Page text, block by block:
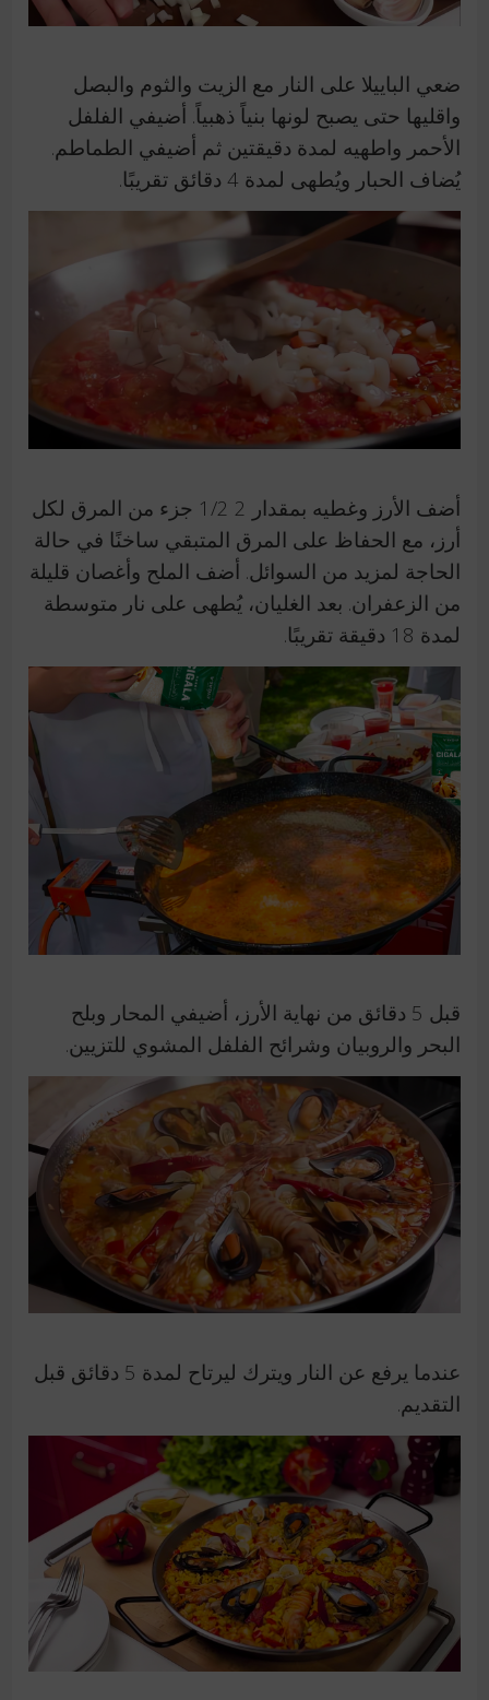
ضعي الباييلا على النار مع الزيت والثوم والبصل
واقليها حتى يصبح لونها بنياً ذهبياً. أضيفي الفلفل
الأحمر واطهيه لمدة دقيقتين ثم أضيفي الطماطم.
يُضاف الحبار ويُطهى لمدة 4 دقائق تقريبًا.
أضف الأرز وغطيه بمقدار 2 1/2 جزء من المرق لكل
أرز، مع الحفاظ على المرق المتبقي ساخنًا في حالة
الحاجة لمزيد من السوائل. أضف الملح وأغصان قليلة
من الزعفران. بعد الغليان، يُطهى على نار متوسطة
لمدة 18 دقيقة تقريبًا.
قبل 5 دقائق من نهاية الأرز، أضيفي المحار وبلح
البحر والروبيان وشرائح الفلفل المشوي للتزيين.
عندما يرفع عن النار ويترك ليرتاح لمدة 5 دقائق قبل
التقديم.